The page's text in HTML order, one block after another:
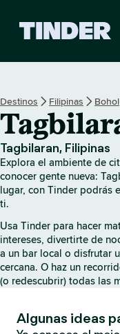
o
d
e
i
n
d
Destinos Filipinas Bohol
Tagbilaran, Filipinas
Explora el ambiente de
conocer gente nueva:
lugar, con Tinder podrás
ti.
Usa Tinder para hacer
intereses, divertirte de
a un bar local o disfrutar
cercana. O haz un
(o redescubrir) todas las
Algunas ideas